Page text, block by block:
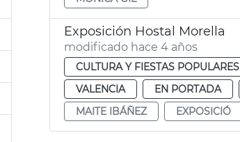
Exposición Hostal Morella
modificado hace 4 años
CULTURA Y FIESTAS POPULARES
VALENCIA
EN PORTADA
MAITE IBÁÑEZ
EXPOSICIÓ